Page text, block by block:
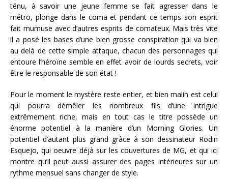
ténu, à savoir une jeune femme se fait agresser dans le
métro, plonge dans le coma et pendant ce temps son esprit
fait mumuse avec d’autres esprits de comateux. Mais très vite
il a posé les bases d’une bien grosse conspiration qui va bien
au delà de cette simple attaque, chacun des personnages qui
entoure l’héroïne semble en effet avoir de lourds secrets, voir
être le responsable de son état !
Pour le moment le mystère reste entier, et bien malin est celui
qui pourra démêler les nombreux fils d’une intrigue
extrêmement riche, mais en tout cas le titre possède un
énorme potentiel à la manière d’un Morning Glories. Un
potentiel d’autant plus grand grâce à son dessinateur Rodin
Esquejo, qui oeuvre déjà sur les couvertures de MG, et qui ici
montre qu’il peut aussi assurer des pages intérieures sur un
rythme mensuel sans changer de style.